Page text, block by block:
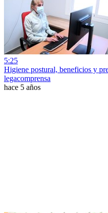
5:25
Higiene postural, beneficios y
legacomprensa
hace 5 años